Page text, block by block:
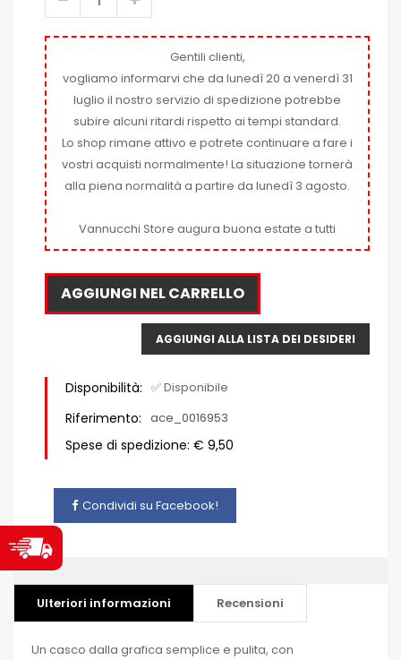
Gentili clienti,
vogliamo informarvi che da lunedì 20 a venerdì 31
luglio il nostro servizio di spedizione potrebbe
subire alcuni ritardi rispetto ai tempi standard.
Lo shop rimane attivo e potrete continuare a fare i
vostri acquisti normalmente! La situazione tornerà
alla piena normalità a partire da lunedì 3 agosto.
Vannucchi Store augura buona estate a tutti
AGGIUNGI NEL CARRELLO
AGGIUNGI ALLA LISTA DEI DESIDERI
Disponibilità: ✅ Disponibile
Riferimento: ace_0016953
Spese di spedizione: € 9,50
Condividi su Facebook!
Ulteriori informazioni Recensioni
Un casco dalla grafica semplice e pulita, con